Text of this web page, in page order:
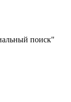
поиск"